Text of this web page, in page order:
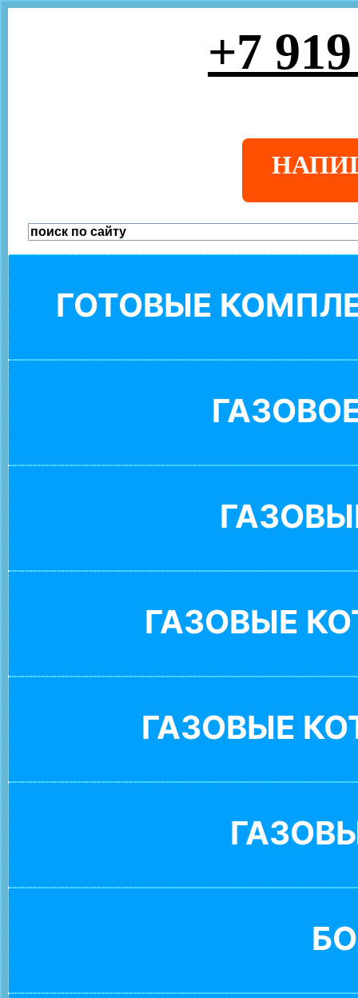
+7
ГОТОВЫЕ
ГАЗОВЫЕ
ГАЗОВЫЕ